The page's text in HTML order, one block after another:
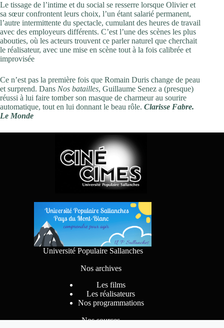
Le tissage de l’intime et du social se resserre lorsque Olivier et
sa sœur confrontent leurs choix, l’un étant salarié permanent,
l’autre intermittente du spectacle, cumulant des heures de travail
avec des employeurs différents. C’est l’une des scènes les plus
abouties, où les acteurs trouvent ce parler naturel que cherchait
le réalisateur, avec une mise en scène tout à la fois calibrée et
improvisée
Ce n’est pas la première fois que Romain Duris change de peau
et surprend. Dans Nos batailles, Guillaume Senez a (presque)
réussi à lui faire tomber son masque de charmeur au sourire
automatique, tout en lui donnant le beau rôle. Clarisse Fabre.
Le Monde
Université Populaire Sallanches
Nos archives
Les films
Les réalisateurs
Nos programmations
Nos sources